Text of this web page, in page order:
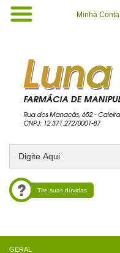
Minha Conta
Tire suas dúvidas